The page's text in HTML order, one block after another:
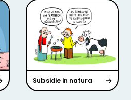
Subsidie in natura